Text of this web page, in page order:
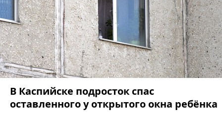
В Каспийске подросток спас
оставленного у открытого окна ребёнка